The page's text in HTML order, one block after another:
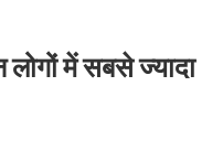
में सबसे ज्यादा